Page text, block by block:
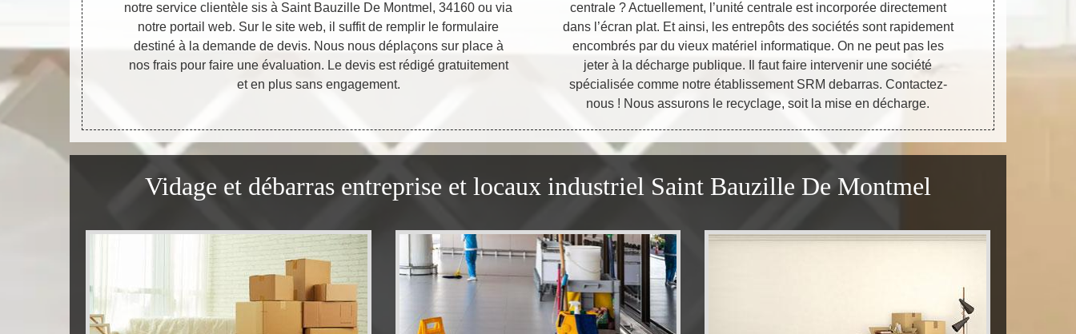
Montmel
la société.
notre service clientèle sis à Saint Bauzille De Montmel, 34160 ou via
notre portail web. Sur le site web, il suffit de remplir le formulaire
destiné à la demande de devis. Nous nous déplaçons sur place à
nos frais pour faire une évaluation. Le devis est rédigé gratuitement
et en plus sans engagement.
centrale ? Actuellement, l’unité centrale est incorporée directement
dans l’écran plat. Et ainsi, les entrepôts des sociétés sont rapidement
encombrés par du vieux matériel informatique. On ne peut pas les
jeter à la décharge publique. Il faut faire intervenir une société
spécialisée comme notre établissement SRM debarras. Contactez-
nous ! Nous assurons le recyclage, soit la mise en décharge.
de
Vidage et débarras entreprise et locaux industriel Saint Bauzille De Montmel